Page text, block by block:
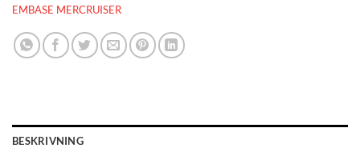
EMBASE MERCRUISER
BESKRIVNING